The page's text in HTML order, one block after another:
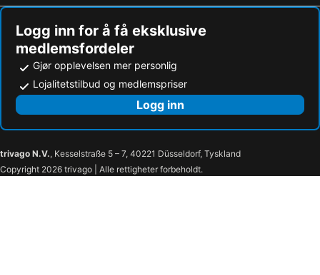
Logg inn for å få eksklusive
medlemsfordeler
Gjør opplevelsen mer personlig
Lojalitetstilbud og medlemspriser
Logg inn
trivago N.V., Kesselstraße 5 – 7, 40221 Düsseldorf, Tyskland
Copyright 2026 trivago | Alle rettigheter forbeholdt.